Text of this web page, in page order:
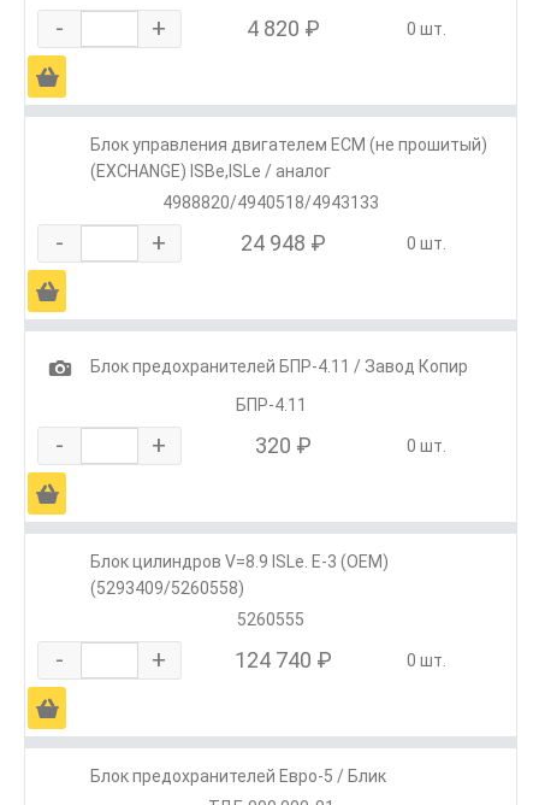
- + 4 820 ₽ 0 шт.
Ä
Блок управления двигателем ECM (не прошитый)
(EXCHANGE) ISBe,ISLe / аналог
4988820/4940518/4943133
- + 24 948 ₽ 0 шт.
Ä
1
Блок предохранителей БПР-4.11 / Завод Копир
БПР-4.11
- + 320 ₽ 0 шт.
Ä
Блок цилиндров V=8.9 ISLe. E-3 (ОЕМ)
(5293409/5260558)
5260555
- + 124 740 ₽ 0 шт.
Ä
Блок предохранителей Евро-5 / Блик